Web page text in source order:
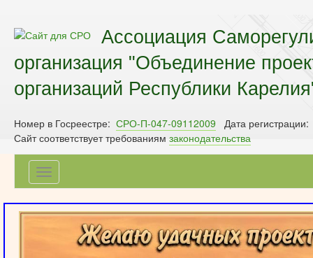
Ассоциация
организация "Объединение
организаций Республики
Номер в Госреестре: СРО-П-047-09112009 Дата
Сайт соответствует требованиям законодательства
Toggle
navigation